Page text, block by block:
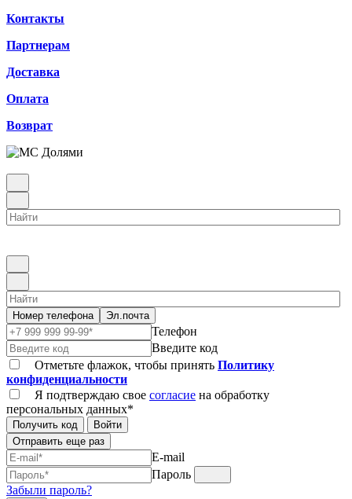
Контакты
Партнерам
Доставка
Оплата
Возврат
Номер телефона Эл.почта
Телефон
Введите код
Отметьте флажок, чтобы принять Политику
конфиденциальности
Я подтверждаю свое согласие на обработку
персональных данных*
Получить код
Войти
Отправить еще раз
E-mail
Пароль
Забыли пароль?